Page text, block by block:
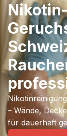
– Wände,
für dauerhaft